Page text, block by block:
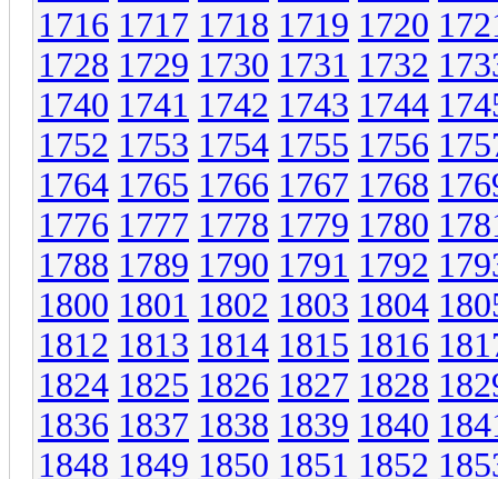
1716 1717 1718 1719 1720
1728 1729 1730 1731 1732
1740 1741 1742 1743 1744
1752 1753 1754 1755 1756
1764 1765 1766 1767 1768
1776 1777 1778 1779 1780
1788 1789 1790 1791 1792
1800 1801 1802 1803 1804
1812 1813 1814 1815 1816
1824 1825 1826 1827 1828
1836 1837 1838 1839 1840
1848 1849 1850 1851 1852